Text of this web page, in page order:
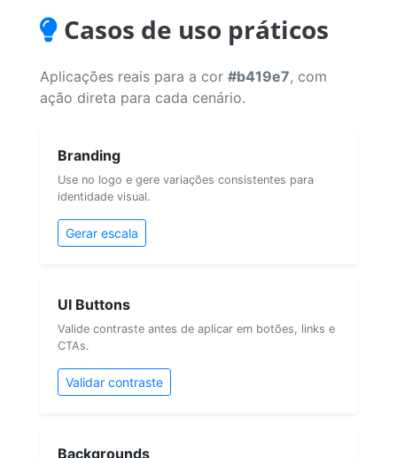
Casos de uso práticos
Aplicações reais para a cor #b419e7, com
ação direta para cada cenário.
Branding
Use no logo e gere variações consistentes para
identidade visual.
Gerar escala
UI Buttons
Valide contraste antes de aplicar em botões, links e
CTAs.
Validar contraste
Backgrounds